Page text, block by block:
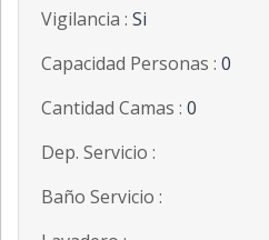
Vigilancia : Si
Capacidad Personas : 0
Cantidad Camas : 0
Dep. Servicio :
Baño Servicio :